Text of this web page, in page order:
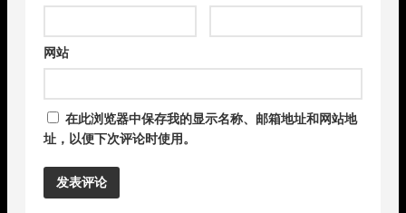
网站
在此浏览器中保存我的显示名称、邮箱地址和网站地
址，以便下次评论时使用。